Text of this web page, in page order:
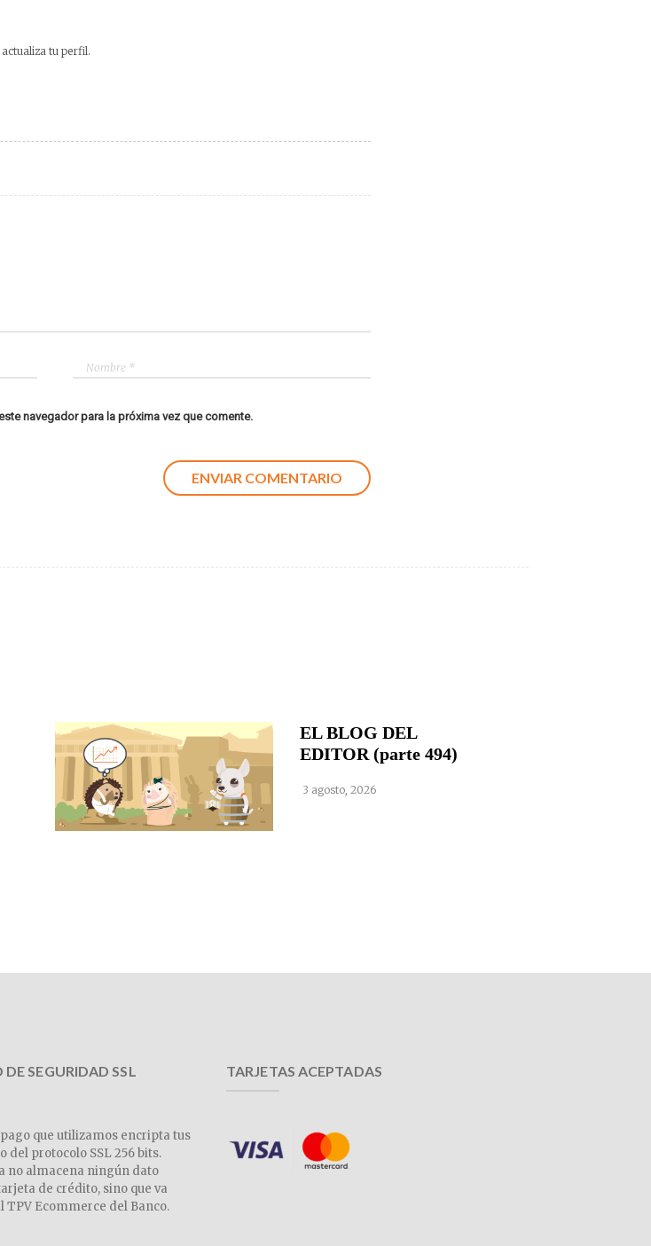
tu perfil.
navegador para la próxima vez que comente.
EL BLOG DEL
EDITOR (parte 494)
3 agosto, 2026
SEGURIDAD SSL
que utilizamos encripta tus
del protocolo SSL 256 bits.
no almacena ningún dato
de crédito, sino que va
TPV Ecommerce del Banco.
TARJETAS ACEPTADAS